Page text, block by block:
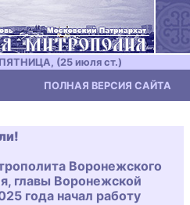
ПЯТНИЦА, (25 июля ст.)
ПОЛНАЯ ВЕРСИЯ САЙТА
Воронежского
главы Воронежской
года начал работу